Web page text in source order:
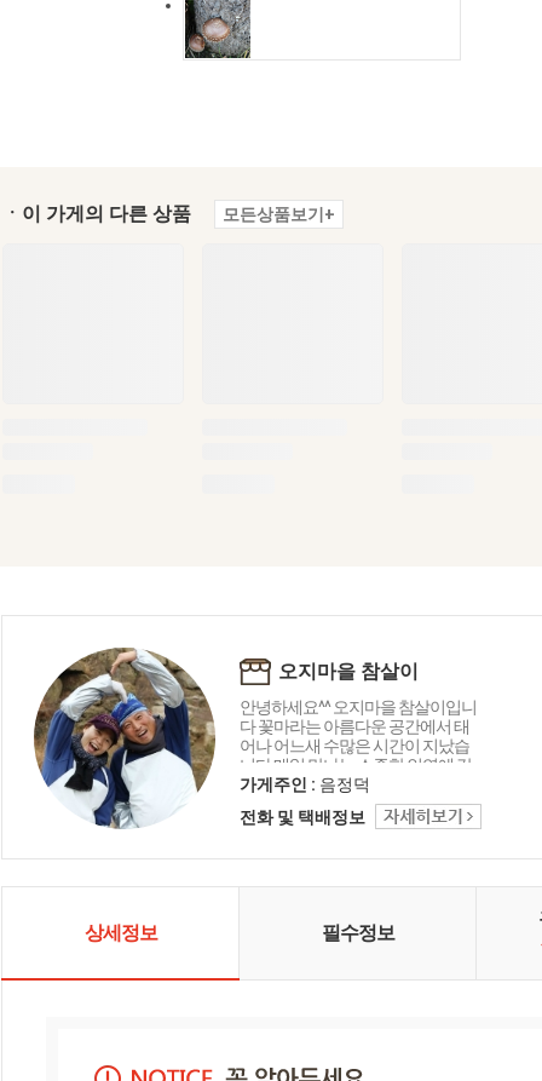
ㆍ이 가게의 다른 상품 모든상품보기+
오지마을 참살이
안녕하세요^^ 오지마을 참살이입니
다 꽃마라는 아름다운 공간에서 태
어나 어느새 수많은 시간이 지났습
니다 매일 만나는 소중한 인연에 감
사드리며 오늘도 좋은 상품 감사의
마음을 담아 행복 미소로 전해드립
니다 함께해 주셔서 고맙습니다 ^_^
가게주인 : 음정덕
전화 및 택배정보
상세정보 필수정보